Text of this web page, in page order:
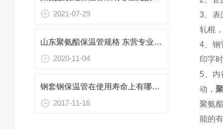
2021-07-29
山东聚氨酯保温管规格 东营专业防腐保温材料
2020-11-04
钢套钢保温管在使用寿命上有哪些新的改进
2017-11-16
3、表
轧棍
4、钢
印字
5、内
动，
聚氨
能的